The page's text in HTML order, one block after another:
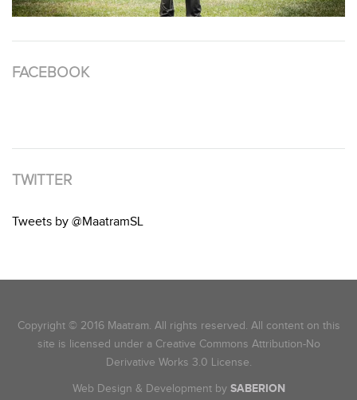
FACEBOOK
TWITTER
Tweets by @MaatramSL
Copyright © 2016 Maatram. All rights reserved. All content on this
site is licensed under a Creative Commons Attribution-No
Derivative Works 3.0 License.
Web Design & Development by SABERION